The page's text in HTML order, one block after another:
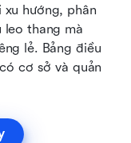
hướng, phân
leo thang mà
lẻ. Bảng điều
cơ sở và quản